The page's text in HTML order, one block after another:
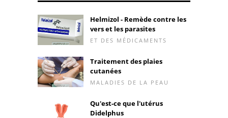
Helmizol - Remède contre les
vers et les parasites
ET DES MÉDICAMENTS
Traitement des plaies
cutanées
MALADIES DE LA PEAU
Qu'est-ce que l'utérus
Didelphus